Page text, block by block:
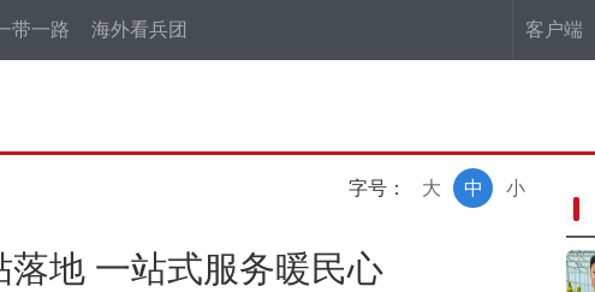
客户端
带一路 海外看兵团
字号： 小
中
大
地 一站式服务暖民心